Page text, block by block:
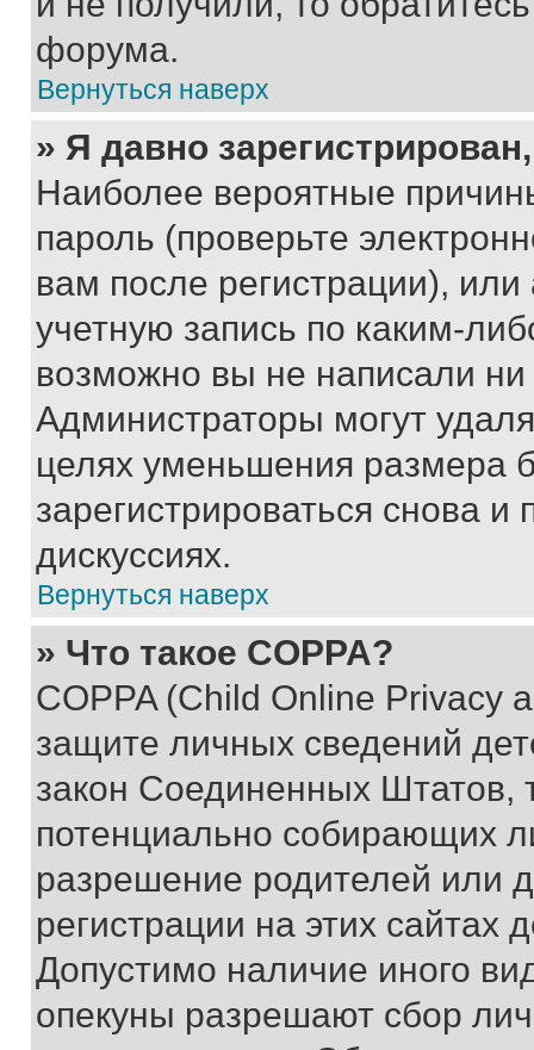
форума.
Вернуться наверх
» Я давно
Наиболее вероятные
пароль (проверьте
вам после регистрации),
учетную запись по каким-
возможно вы не написали
Администраторы могут
целях уменьшения размера
зарегистрироваться снова и
дискуссиях.
Вернуться наверх
» Что такое COPPA?
COPPA (Child Online Privacy
защите личных сведений
закон Соединенных Штатов,
потенциально собирающих
разрешение родителей или
регистрации на этих сайтах
Допустимо наличие иного
опекуны разрешают сбор